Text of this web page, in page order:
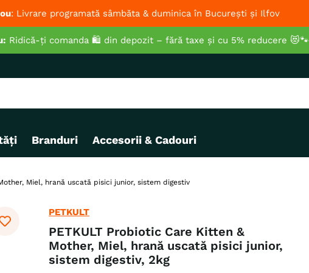
: Livrare programată sâmbăta & duminica în București și Ilfov
Ridică-ți comanda 🛍️ din depozit – fără taxe și cu 5% reducere 😻🐾
Branduri Accesorii & Cadouri
Miel, hrană uscată pisici junior, sistem digestiv
PETKULT
PETKULT Probiotic Care Kitten &
Mother, Miel, hrană uscată pisici junior,
sistem digestiv, 2kg